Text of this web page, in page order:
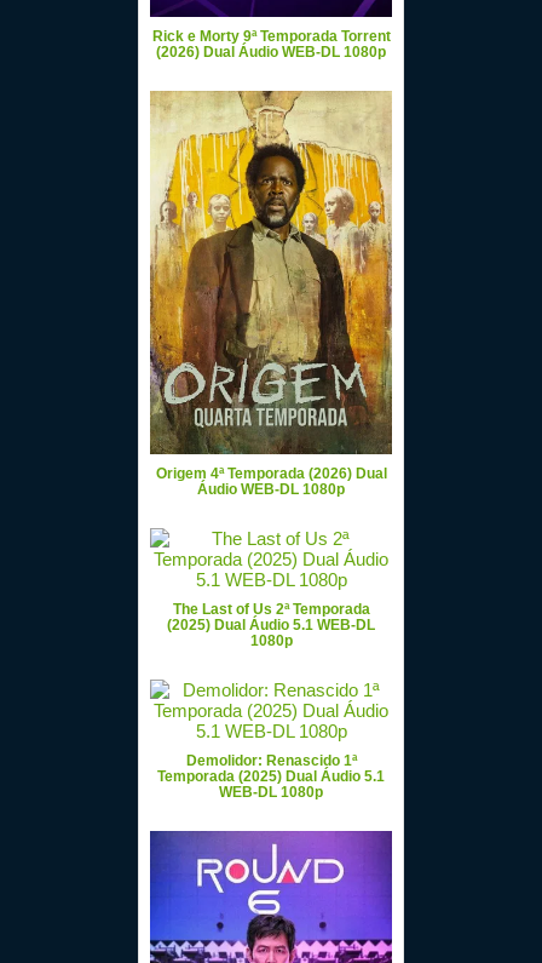
Rick e Morty 9ª Temporada Torrent
(2026) Dual Áudio WEB-DL 1080p
Origem 4ª Temporada (2026) Dual
Áudio WEB-DL 1080p
The Last of Us 2ª Temporada
(2025) Dual Áudio 5.1 WEB-DL
1080p
Demolidor: Renascido 1ª
Temporada (2025) Dual Áudio 5.1
WEB-DL 1080p